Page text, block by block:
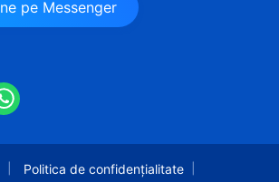
pe Messenger
Politica de confidențialitate